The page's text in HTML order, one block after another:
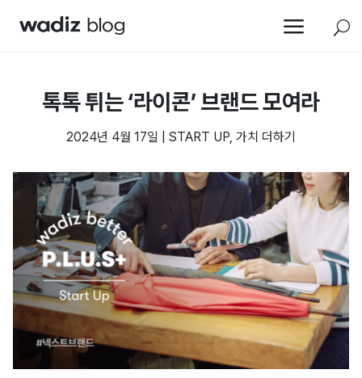
a U
톡톡 튀는 ‘라이콘’ 브랜드 모여라
2024년 4월 17일 START UP, 가치 더하기